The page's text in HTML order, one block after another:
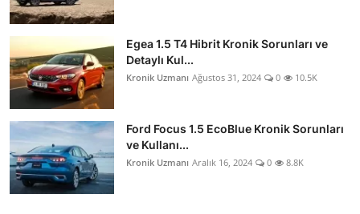
Egea 1.5 T4 Hibrit Kronik Sorunları ve
Detaylı Kul...
Kronik Uzmanı Ağustos 31, 2024 0 10.5K
Ford Focus 1.5 EcoBlue Kronik Sorunları
ve Kullanı...
Kronik Uzmanı Aralık 16, 2024 0 8.8K